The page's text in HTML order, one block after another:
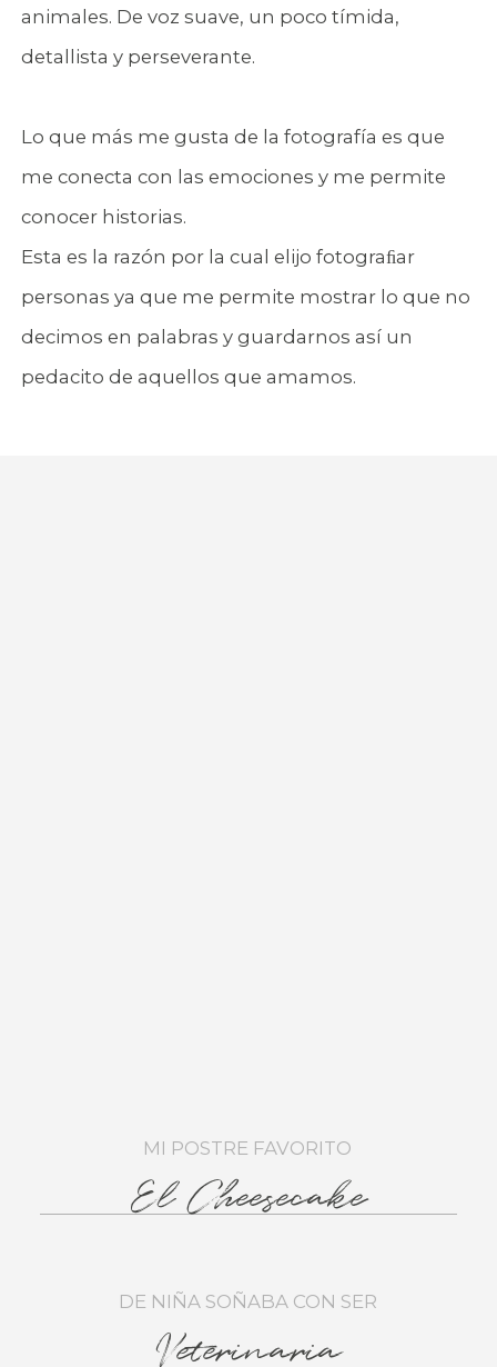
animales. De voz suave, un poco tímida,
detallista y perseverante.
Lo que más me gusta de la fotografía es que
me conecta con las emociones y me permite
conocer historias.
Esta es la razón por la cual elijo fotograﬁar
personas ya que me permite mostrar lo que no
decimos en palabras y guardarnos así un
pedacito de aquellos que amamos.
MI POSTRE FAVORITO
El Cheesecake
DE NIÑA SOÑABA CON SER
Veterinaria